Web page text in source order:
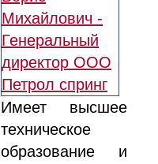
Имеет высшее
техническое
образование и